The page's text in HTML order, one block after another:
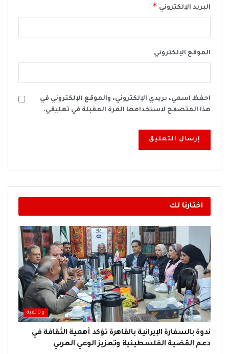
البريد الإلكتروني *
الموقع الإلكتروني
احفظ اسمي، بريدي الإلكتروني، والموقع الإلكتروني في
هذا المتصفح لاستخدامها المرة المقبلة في تعليقي.
اختارنا لك
وثائقية
ندوة بالسفارة الإيرانية بالقاهرة تؤكد أهمية الثقافة في
دعم القضية الفلسطينية وتعزيز الوعي العربي